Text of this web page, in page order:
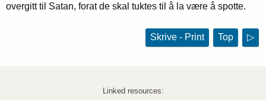
overgitt til Satan, forat de skal tuktes til å la være å spotte.
Skrive - Print Top ▷
Linked resources: